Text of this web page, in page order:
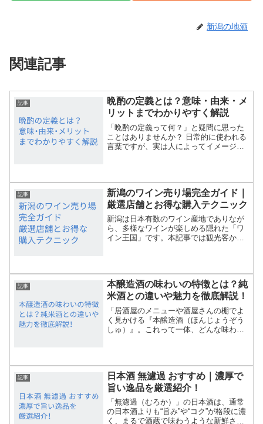
新潟の地酒
関連記事
記事
晩酌の定義とは？意味・由来・メ
リットまでわかりやすく解説
「晩酌の定義って何？」と疑問に思った
ことはありませんか？ 日常的に使われる
言葉ですが、実は人によってイメージが
く解説します。晩酌をこ...
記事
新潟のワイン売り場完全ガイド｜
厳選店舗とお得な購入テクニック
新潟は日本有数のワイン産地でありなが
ら、多様なワインが楽しめる隠れた「ワ
イン王国」です。本記事では観光客から
選ボトルまで、ワイン選び...
記事
本醸造酒の味わいの特徴とは？純
米酒との違いや魅力を徹底解説！
「居酒屋のメニューや酒屋さんの棚でよ
く見かける『本醸造酒（ほんじょうぞう
しゅ）』。これって一体、どんな味わい
を見てもどんな味がするの...
記事
日本酒 無濾過 おすすめ｜濃厚で
旨い逸品を厳選紹介！
「無濾過（むろか）」の日本酒は、通常
の日本酒よりも“旨み”や“コク”が格段に濃
く、まるで酒蔵で味わうような新鮮さが